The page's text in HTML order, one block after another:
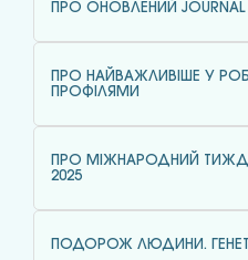
ПРО ОНОВЛЕНИЙ JOURNAL
ПРО НАЙВАЖЛИВІШЕ У
ПРОФІЛЯМИ
ПРО МІЖНАРОДНИЙ
2025
ПОДОРОЖ ЛЮДИНИ.